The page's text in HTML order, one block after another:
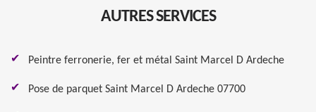
AUTRES SERVICES
Peintre ferronerie, fer et métal Saint Marcel D Ardeche
Pose de parquet Saint Marcel D Ardeche 07700